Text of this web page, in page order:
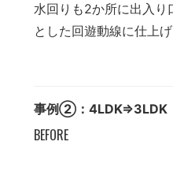
水回りも2か所に出入り
とした回遊動線に仕上げ
事例②：4LDK⇒3LDK
BEFORE